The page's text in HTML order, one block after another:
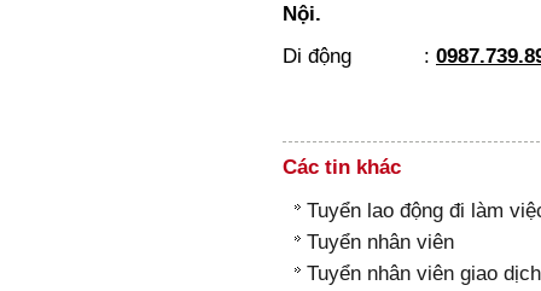
Nội.
Di động :
Các tin khác
Tuyển lao động đi làm
Tuyển nhân viên
Tuyển nhân viên giao